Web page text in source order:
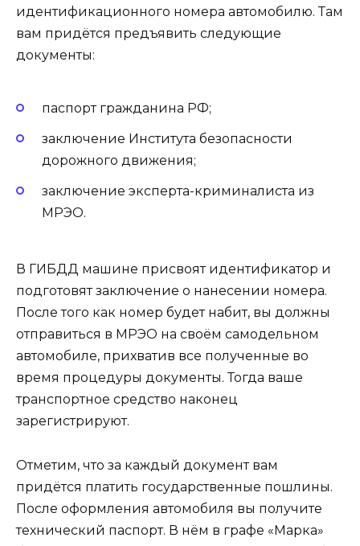
идентификационного номера автомобилю. Там
вам придётся предъявить следующие
документы:
паспорт гражданина РФ;
заключение Института безопасности
дорожного движения;
заключение эксперта-криминалиста из
МРЭО.
В ГИБДД машине присвоят идентификатор и
подготовят заключение о нанесении номера.
После того как номер будет набит, вы должны
отправиться в МРЭО на своём самодельном
автомобиле, прихватив все полученные во
время процедуры документы. Тогда ваше
транспортное средство наконец
зарегистрируют.
Отметим, что за каждый документ вам
придётся платить государственные пошлины.
После оформления автомобиля вы получите
технический паспорт. В нём в графе «Марка»